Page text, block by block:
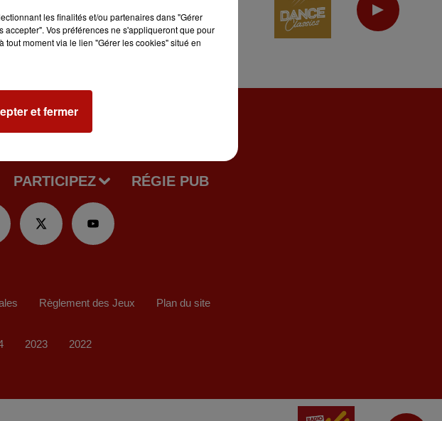
PARTICIPEZ RÉGIE PUB
Règlement des Jeux Plan du site
2023 2022
les finalités et/ou partenaires dans "Gérer
Vos préférences ne s'appliqueront que pour
tout moment via le lien "Gérer les cookies" situé en
et fermer